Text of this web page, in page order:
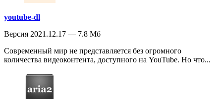
youtube-dl
Версия 2021.12.17 — 7.8 Мб
Современный мир не представляется без огромного
количества видеоконтента, доступного на YouTube. Но что...